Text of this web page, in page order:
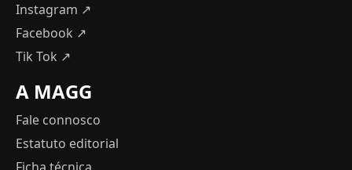
Instagram ↗
Facebook ↗
Tik Tok ↗
A MAGG
Fale connosco
Estatuto editorial